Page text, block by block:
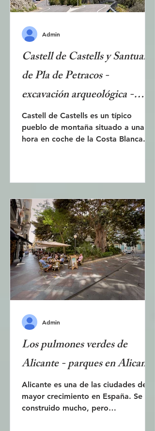
Castell de Castells y Santuari
de Pla de Petracos -
excavación arqueológica -
pinturas rupestres
Castell de Castells es un típico
pueblo de montaña situado a una
hora en coche de la Costa Blanca. Es
Dispone de 15 senderos señalizados
que abarcan desde paseos fáciles
hasta rutas exigentes con escalada.
A pocos kilómetros se encuentra un
yacimiento arqueológico declarado
Patrimonio de la Humanidad por la
UNESCO. Allí se han encontrado
vestigios de asentamientos de 7.000
Admin
Los pulmones verdes de
Alicante - parques en Alicante
Alicante es una de las ciudades de
mayor crecimiento en España. Se ha
construido mucho, pero
Admin